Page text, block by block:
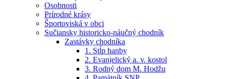
Osobnosti
Prírodné krásy
Športoviská v obci
Sučiansky historicko-náučný chodník
Zastávky chodníka
1. Stĺp hanby
2. Evanjelický a. v. kostol
3. Rodný dom M. Hodžu